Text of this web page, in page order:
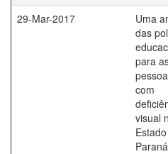
29-Mar-2017
Uma
das
para
com
visual
Paraná